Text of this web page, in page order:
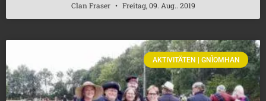
Clan Fraser Freitag, 09. Aug.. 2019
AKTIVITÄTEN | GNÌOMHAN